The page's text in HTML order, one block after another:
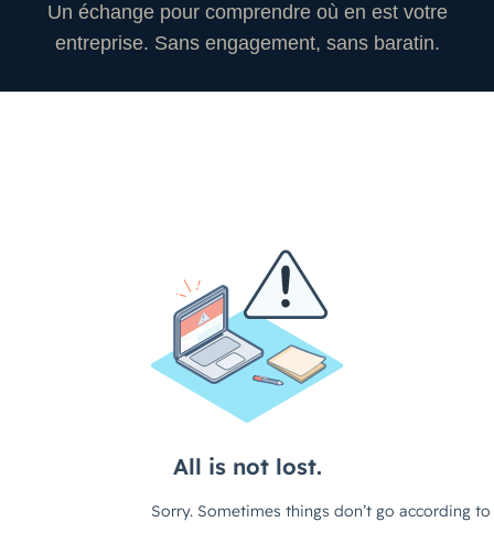
Un échange pour comprendre où en est votre
entreprise. Sans engagement, sans baratin.